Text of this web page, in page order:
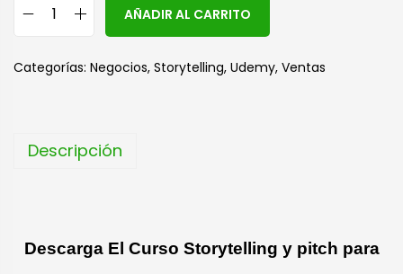
AÑADIR AL CARRITO
e
e
Categorías: Negocios, Storytelling, Udemy, Ventas
Descripción
Descarga El Curso Storytelling y pitch para